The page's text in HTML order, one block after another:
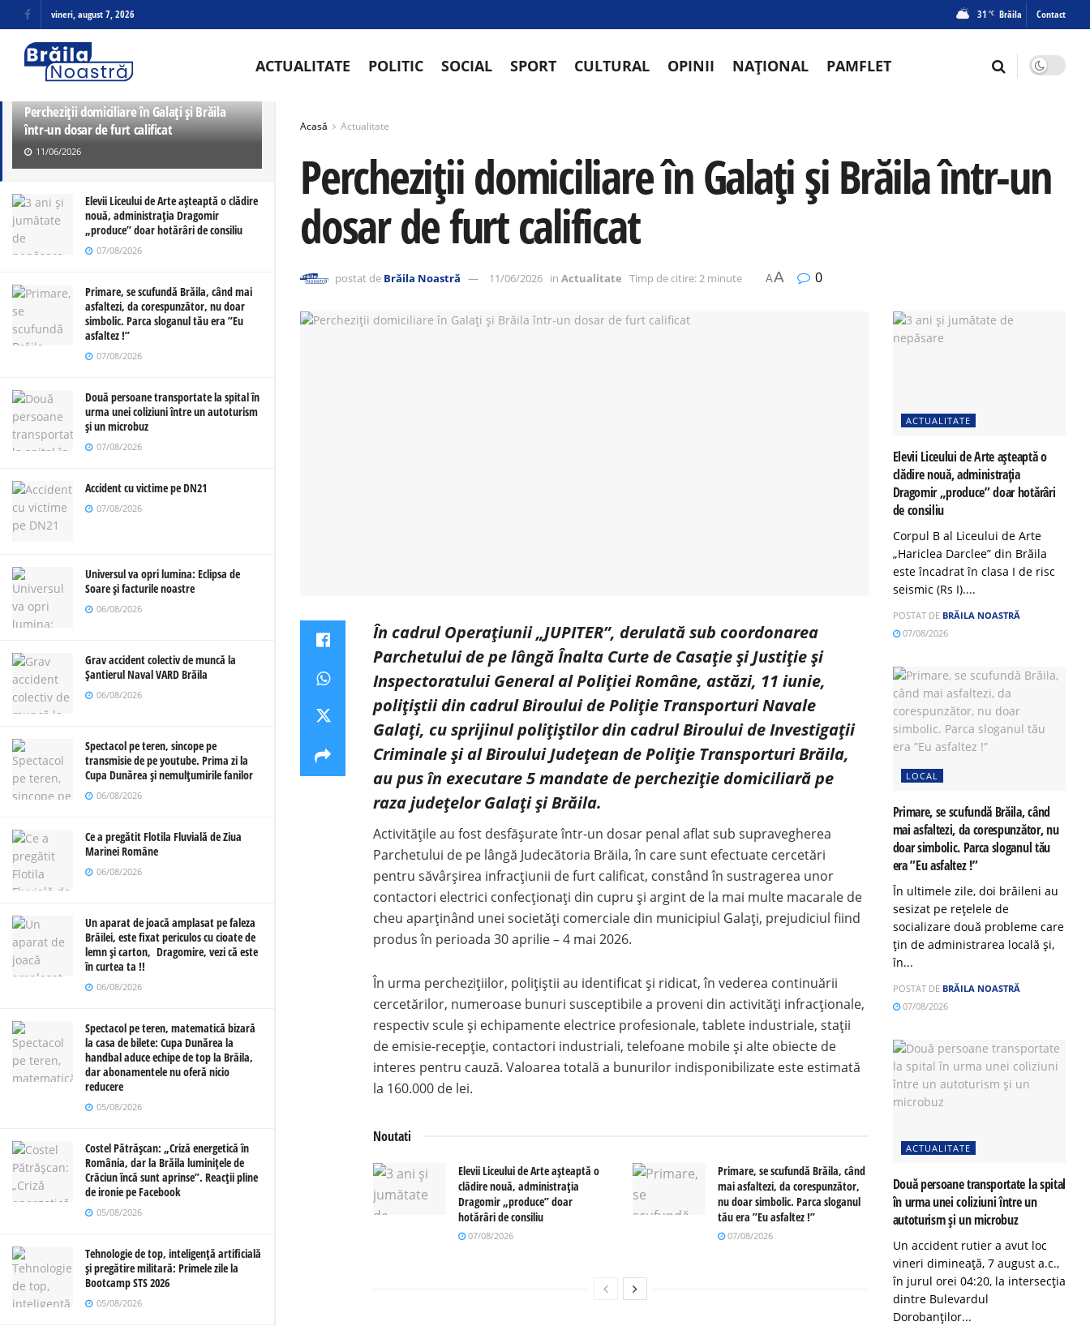
ULTIMELE TRENDING
Percheziții domiciliare în Galați și Brăila
într-un dosar de furt calificat
11/06/2026
Elevii Liceului de Arte așteaptă o clădire
nouă, administrația Dragomir
„produce” doar hotărâri de consiliu
07/08/2026
Primare, se scufundă Brăila, când mai
asfaltezi, da corespunzător, nu doar
simbolic. Parca sloganul tău era ”Eu
asfaltez !”
07/08/2026
Două persoane transportate la spital în
urma unei coliziuni între un autoturism
și un microbuz
07/08/2026
Accident cu victime pe DN21
07/08/2026
Universul va opri lumina: Eclipsa de
Soare și facturile noastre
06/08/2026
Grav accident colectiv de muncă la
Șantierul Naval VARD Brăila
06/08/2026
Spectacol pe teren, sincope pe
transmisie de pe youtube. Prima zi la
Cupa Dunărea și nemulțumirile fanilor
06/08/2026
Ce a pregătit Flotila Fluvială de Ziua
Marinei Române
06/08/2026
Un aparat de joacă amplasat pe faleza
Brăilei, este fixat periculos cu cioate de
lemn și carton, Dragomire, vezi că este
în curtea ta !!
06/08/2026
Spectacol pe teren, matematică bizară
la casa de bilete: Cupa Dunărea la
handbal aduce echipe de top la Brăila,
dar abonamentele nu oferă nicio
reducere
05/08/2026
Costel Pătrășcan: „Criză energetică în
România, dar la Brăila luminițele de
Crăciun încă sunt aprinse”. Reacții pline
de ironie pe Facebook
05/08/2026
Tehnologie de top, inteligență artificială
și pregătire militară: Primele zile la
Bootcamp STS 2026
05/08/2026
vineri, august 7, 2026 31 °C Brăila Contact
ACTUALITATE POLITIC SOCIAL SPORT CULTURAL OPINII NAȚIONAL PAMFLET
Acasă Actualitate
Percheziții domiciliare în Galați și Brăila într-un
dosar de furt calificat
postat de Brăila Noastră 11/06/2026 in Actualitate Timp de citire: 2 minute AA 0
În cadrul Operațiunii „JUPITER”, derulată sub coordonarea
Parchetului de pe lângă Înalta Curte de Casație și Justiție și
Inspectoratului General al Poliției Române, astăzi, 11 iunie,
polițiștii din cadrul Biroului de Poliție Transporturi Navale
Galați, cu sprijinul polițiștilor din cadrul Biroului de Investigații
Criminale și al Biroului Județean de Poliție Transporturi Brăila,
au pus în executare 5 mandate de percheziție domiciliară pe
raza județelor Galați și Brăila.
Activitățile au fost desfășurate într-un dosar penal aflat sub supravegherea
Parchetului de pe lângă Judecătoria Brăila, în care sunt efectuate cercetări
pentru săvârșirea infracțiunii de furt calificat, constând în sustragerea unor
contactori electrici confecționați din cupru și argint de la mai multe macarale de
cheu aparținând unei societăți comerciale din municipiul Galați, prejudiciul fiind
produs în perioada 30 aprilie – 4 mai 2026.
În urma perchezițiilor, polițiștii au identificat și ridicat, în vederea continuării
cercetărilor, numeroase bunuri susceptibile a proveni din activități infracționale,
respectiv scule și echipamente electrice profesionale, tablete industriale, stații
de emisie-recepție, contactori industriali, telefoane mobile și alte obiecte de
interes pentru cauză. Valoarea totală a bunurilor indisponibilizate este estimată
la 160.000 de lei.
Noutati
Elevii Liceului de Arte așteaptă o
clădire nouă, administrația
Dragomir „produce” doar
hotărâri de consiliu
07/08/2026
Primare, se scufundă Brăila, când
mai asfaltezi, da corespunzător,
nu doar simbolic. Parca sloganul
tău era ”Eu asfaltez !”
07/08/2026
ACTUALITATE
Elevii Liceului de Arte așteaptă o
clădire nouă, administrația
Dragomir „produce” doar hotărâri
de consiliu
Corpul B al Liceului de Arte
„Hariclea Darclee” din Brăila
este încadrat în clasa I de risc
seismic (Rs I)....
POSTAT DE BRĂILA NOASTRĂ
07/08/2026
LOCAL
Primare, se scufundă Brăila, când
mai asfaltezi, da corespunzător, nu
doar simbolic. Parca sloganul tău
era ”Eu asfaltez !”
În ultimele zile, doi brăileni au
sesizat pe rețelele de
socializare două probleme care
țin de administrarea locală și,
în...
POSTAT DE BRĂILA NOASTRĂ
07/08/2026
ACTUALITATE
Două persoane transportate la spital
în urma unei coliziuni între un
autoturism și un microbuz
Un accident rutier a avut loc
vineri dimineață, 7 august a.c.,
în jurul orei 04:20, la intersecția
dintre Bulevardul
Dorobanților...